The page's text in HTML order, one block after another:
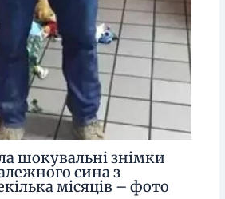
шокувальні знімки
сина з
місяців – фото